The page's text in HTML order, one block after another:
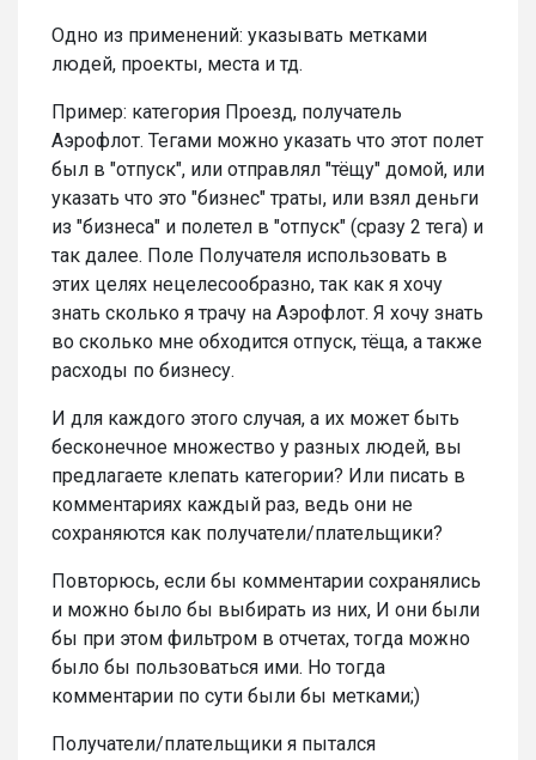
Одно из применений: указывать метками
людей, проекты, места и тд.
Пример: категория Проезд, получатель
Аэрофлот. Тегами можно указать что этот полет
был в "отпуск", или отправлял "тёщу" домой, или
указать что это "бизнес" траты, или взял деньги
из "бизнеса" и полетел в "отпуск" (сразу 2 тега) и
так далее. Поле Получателя использовать в
этих целях нецелесообразно, так как я хочу
знать сколько я трачу на Аэрофлот. Я хочу знать
во сколько мне обходится отпуск, тёща, а также
расходы по бизнесу.
И для каждого этого случая, а их может быть
бесконечное множество у разных людей, вы
предлагаете клепать категории? Или писать в
комментариях каждый раз, ведь они не
сохраняются как получатели/плательщики?
Повторюсь, если бы комментарии сохранялись
и можно было бы выбирать из них, И они были
бы при этом фильтром в отчетах, тогда можно
было бы пользоваться ими. Но тогда
комментарии по сути были бы метками;)
Получатели/плательщики я пытался